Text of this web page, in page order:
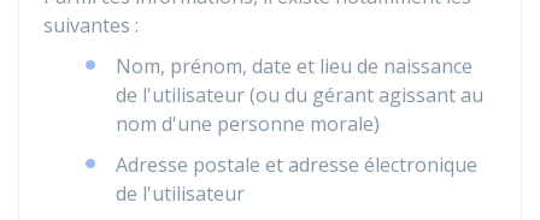
suivantes :
Nom, prénom, date et lieu de naissance
de l'utilisateur (ou du gérant agissant au
nom d'une personne morale)
Adresse postale et adresse électronique
de l'utilisateur